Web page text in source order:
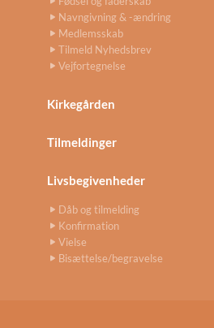
Navngivning & -ændring
Medlemsskab
Tilmeld Nyhedsbrev
Vejfortegnelse
Kirkegården
Tilmeldinger
Livsbegivenheder
Dåb og tilmelding
Konfirmation
Vielse
Bisættelse/begravelse